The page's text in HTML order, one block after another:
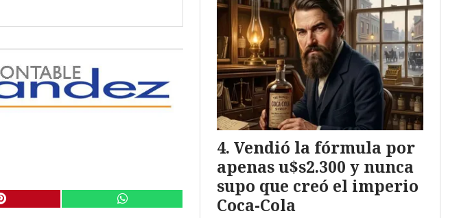
Vendió la fórmula por
apenas u$s2.300 y nunca
supo que creó el imperio
Coca-Cola